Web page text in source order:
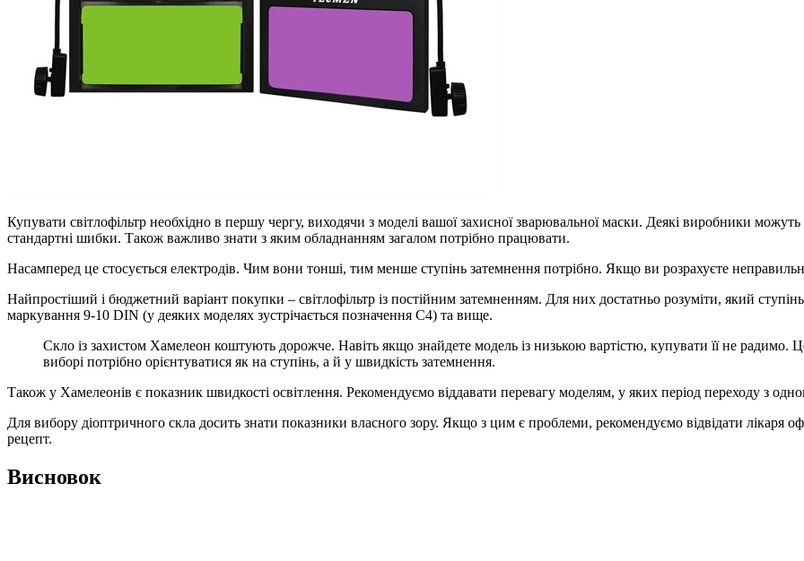
Купувати світлофільтр необхідно в першу чергу, виходячи з моделі вашої захисної зварювальної маски. Деякі виробники
стандартні шибки. Також важливо знати з яким обладнанням загалом потрібно працювати.
Насамперед це стосується електродів. Чим вони тонші, тим менше ступінь затемнення потрібно. Якщо ви розрахуєте
Найпростіший і бюджетний варіант покупки – світлофільтр із постійним затемненням. Для них достатньо розуміти, який
маркування 9-10 DIN (у деяких моделях зустрічається позначення С4) та вище.
Скло із захистом Хамелеон коштують дорожче. Навіть якщо знайдете модель із низькою вартістю, купувати її не радимо.
виборі потрібно орієнтуватися як на ступінь, а й у швидкість затемнення.
Також у Хамелеонів є показник швидкості освітлення. Рекомендуємо віддавати перевагу моделям, у яких період переходу з
Для вибору діоптричного скла досить знати показники власного зору. Якщо з цим є проблеми, рекомендуємо відвідати лікаря
рецепт.
Висновок